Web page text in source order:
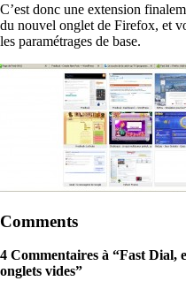
C’est donc une extension
du nouvel onglet de Firefox, et
les paramétrages de base.
Comments
4 Commentaires à “Fast
onglets vides”